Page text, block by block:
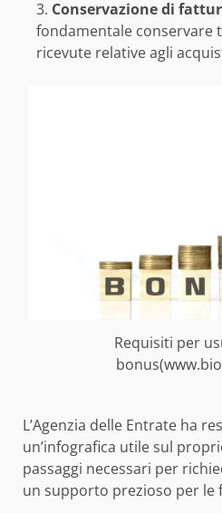
Conservazione di
fondamentale conservare
ricevute relative agli
Requisiti per
L’Agenzia delle Entrate ha
un’infografica utile sul
passaggi necessari per
un supporto prezioso per le